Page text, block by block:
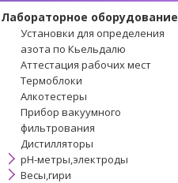
Лабораторное оборудование
Установки для определения
азота по Кьельдалю
Аттестация рабочих мест
Термоблоки
Алкотестеры
Прибор вакуумного
фильтрования
Дистилляторы
pH-метры,электроды
Весы,гири